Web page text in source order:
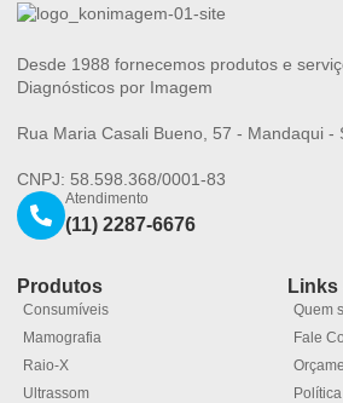
Desde 1988 fornecemos produtos e
Diagnósticos por Imagem
Rua Maria Casali Bueno, 57 - Mandaqui -
CNPJ: 58.598.368/0001-83
Atendimento
(11) 2287-6676
Produtos
Consumíveis
Mamografia
Raio-X
Ultrassom
Links
Quem
Fale